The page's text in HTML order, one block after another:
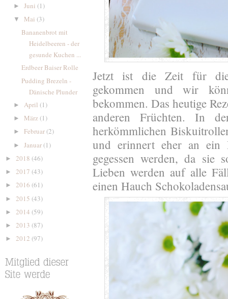
► Juni (1)
▼ Mai (3)
Bananenbrot mit
Heidelbeeren - der
gesunde Kuchen ...
Erdbeer Baiser Rolle
Pudding Brezeln -
Dänische Plunder
► April (1)
► März(1)
► Februar(2)
► Januar(1)
► 2018 (46)
► 2017 (43)
► 2016 (61)
► 2015 (43)
► 2014 (59)
► 2013 (87)
► 2012 (97)
Jetzt ist die Zeit für
gekommen und wir
bekommen. Das heutige
anderen Früchten. In
herkömmlichen
und erinnert eher an ein
gegessen werden, da sie
Lieben werden auf alle
einen Hauch